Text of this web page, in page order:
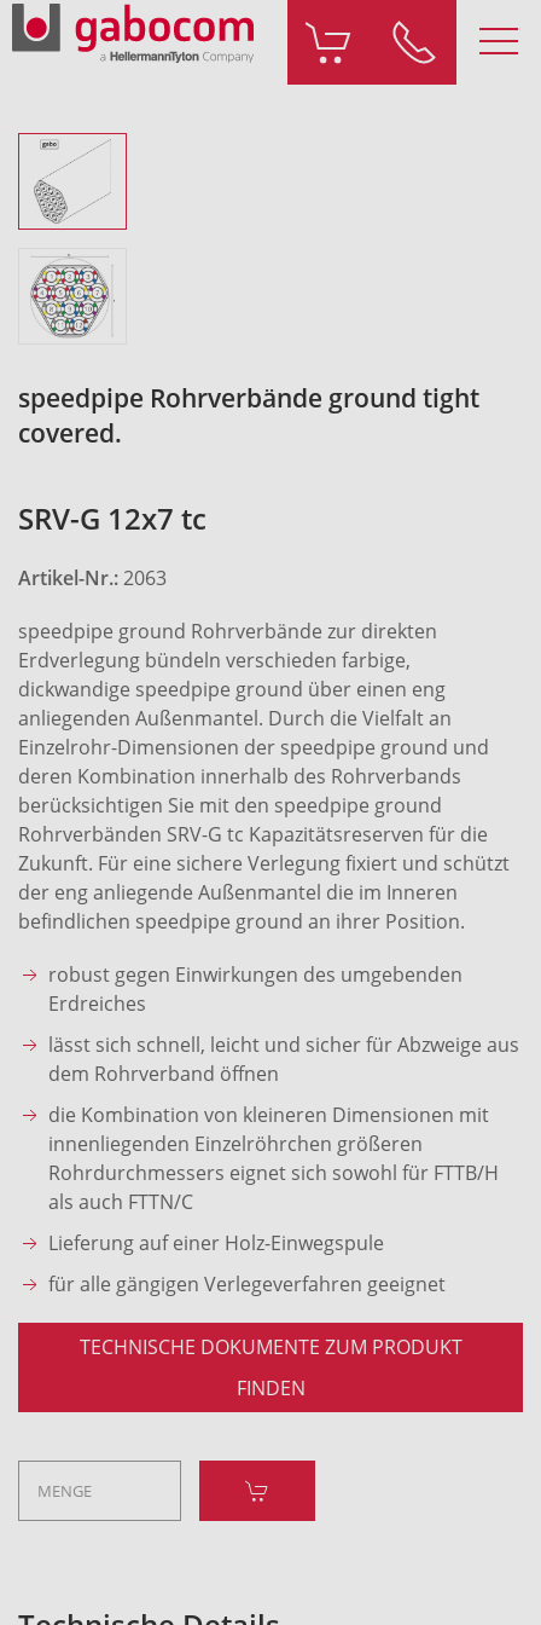
speedpipe Rohrverbände ground tight
covered.
SRV-G 12x7 tc
Artikel-Nr.: 2063
speedpipe ground Rohrverbände zur direkten
Erdverlegung bündeln verschieden farbige,
dickwandige speedpipe ground über einen eng
anliegenden Außenmantel. Durch die Vielfalt an
Einzelrohr-Dimensionen der speedpipe ground und
deren Kombination innerhalb des Rohrverbands
berücksichtigen Sie mit den speedpipe ground
Rohrverbänden SRV-G tc Kapazitätsreserven für die
Zukunft. Für eine sichere Verlegung fixiert und schützt
der eng anliegende Außenmantel die im Inneren
befindlichen speedpipe ground an ihrer Position.
robust gegen Einwirkungen des umgebenden
Erdreiches
lässt sich schnell, leicht und sicher für Abzweige aus
dem Rohrverband öffnen
die Kombination von kleineren Dimensionen mit
innenliegenden Einzelröhrchen größeren
Rohrdurchmessers eignet sich sowohl für FTTB/H
als auch FTTN/C
Lieferung auf einer Holz-Einwegspule
für alle gängigen Verlegeverfahren geeignet
TECHNISCHE DOKUMENTE ZUM PRODUKT
FINDEN